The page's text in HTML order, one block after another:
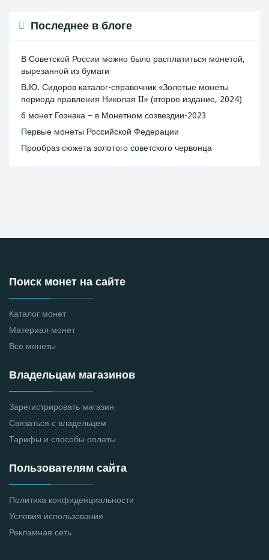
Последнее в блоге
В Советской России можно было расплатиться монетой,
вырезанной из бумаги
В.Ю. Сидоров каталог-справочник «Золотые монеты
периода правления Николая II» (второе издание, 2024)
6 монет Гознака – в Монетном созвездии-2023
Первые монеты Российской Федерации
Прообраз сюжета золотого советского червонца
Поиск монет на сайте
Каталог монет
Материал монет
Все монеты
Владельцам магазинов
Зарегистрировать магазин
Связаться с владельцем
Тарифы и способы оплаты
Пользователям сайта
Политика конфиденциальности
Условия использования
Рекламная сеть